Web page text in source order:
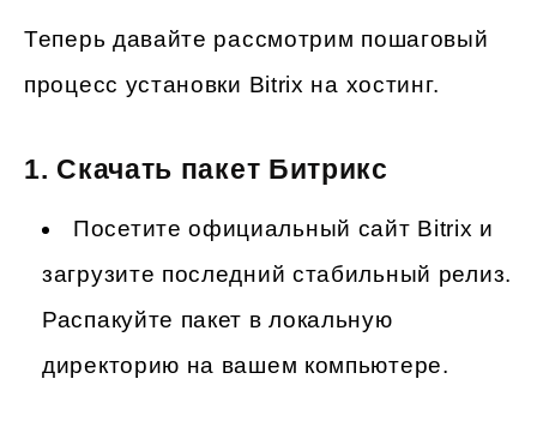
Теперь давайте рассмотрим пошаговый
процесс установки Bitrix на хостинг.
1. Скачать пакет Битрикс
Посетите официальный сайт Bitrix и
загрузите последний стабильный релиз.
Распакуйте пакет в локальную
директорию на вашем компьютере.